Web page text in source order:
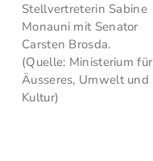
Stellvertreterin Sabine
Monauni mit Senator
Carsten Brosda.
(Quelle: Ministerium für
Äusseres, Umwelt und
Kultur)